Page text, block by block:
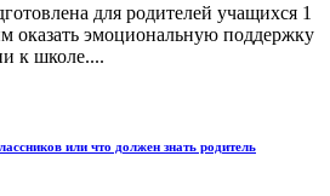
для родителей учащихся 1
оказать эмоциональную поддержку
к школе....
или что должен знать родитель